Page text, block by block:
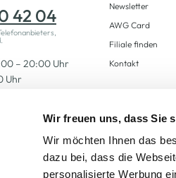
Wir freuen uns, dass Sie
Wir möchten Ihnen das
dazu bei, dass die
personalisierte Werbung
42 04
– 20:00 Uhr
Uhr
Newsletter
AWG Card
Filiale finden
Kontakt